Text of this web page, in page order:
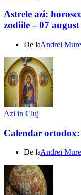
Astrele azi:
zodiile – 07 august
De laAndrei
Azi in Cluj
Calendar
De laAndrei